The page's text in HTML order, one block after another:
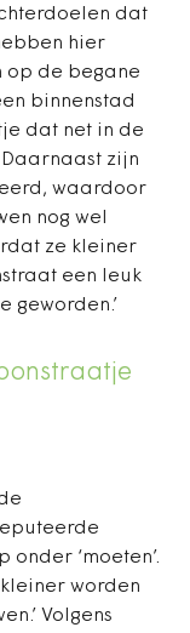
dat
hier
op de begane
binnenstad
dat net in de
zijn
waardoor
nog wel
ze kleiner
een leuk
geworden.’
onder ‘moeten’.
worden
Volgens